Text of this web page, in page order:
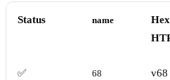
Status name
✅
68 v68